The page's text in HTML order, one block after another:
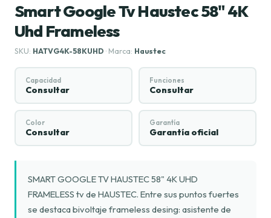
Smart Google Tv Haustec 58" 4K
Uhd Frameless
SKU: HATVG4K-58KUHD · Marca: Haustec
Capacidad
Consultar
Funciones
Consultar
Color
Consultar
Garantía
Garantía oficial
SMART GOOGLE TV HAUSTEC 58" 4K UHD
FRAMELESS tv de HAUSTEC. Entre sus puntos fuertes
se destaca bivoltaje frameless desing: asistente de